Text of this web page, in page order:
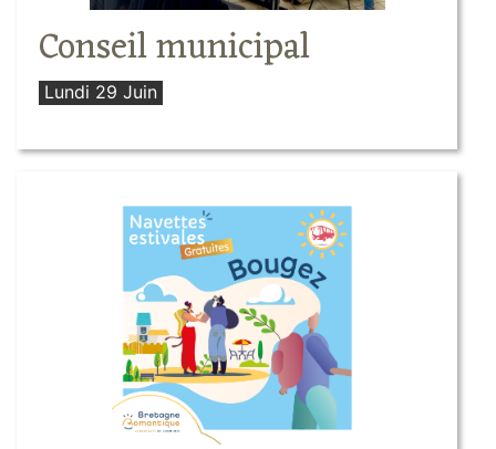
Conseil municipal
Lundi 29 Juin